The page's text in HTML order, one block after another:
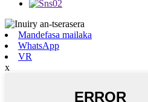
Mandefasa mailaka
WhatsApp
VR
x